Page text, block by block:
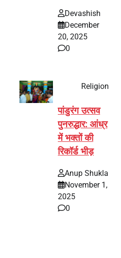
Devashish
December
20, 2025
0
Religion
पांडुरंग उत्सव
पुनरुद्धार: आंध्र
में भक्तों की
रिकॉर्ड भीड़
Anup Shukla
November 1,
2025
0